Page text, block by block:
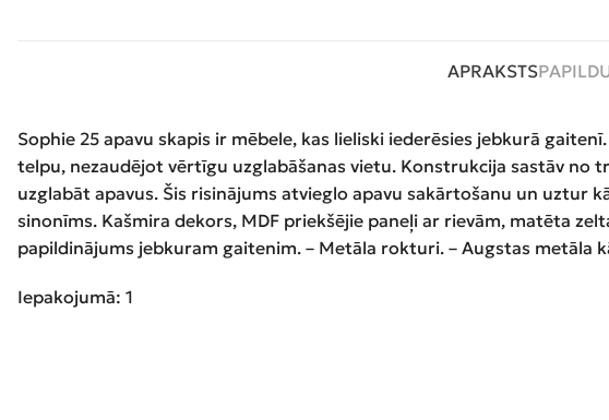
APRAKSTS
Sophie 25 apavu skapis ir mēbele, kas lieliski iederēsies jebkurā
telpu, nezaudējot vērtīgu uzglabāšanas vietu. Konstrukcija sastāv
uzglabāt apavus. Šis risinājums atvieglo apavu sakārtošanu un uztur
sinonīms. Kašmira dekors, MDF priekšējie paneļi ar rievām, matēta
papildinājums jebkuram gaitenim. – Metāla rokturi. – Augstas
Iepakojumā: 1